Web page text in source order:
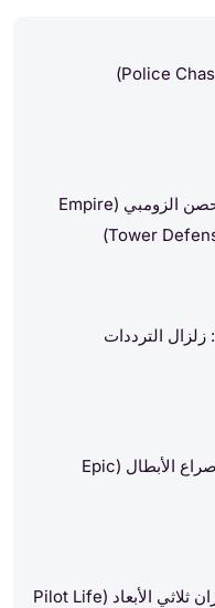
دفاع عن الإمبراطورية: حصن الزومبي (Empire
Tower
زلزال الترددات
صدام الدفاع الملحمي: صراع الأبطال (Epic
حياة طيار: محاكي الطيران ثلاثي الأبعاد (Pilot Life